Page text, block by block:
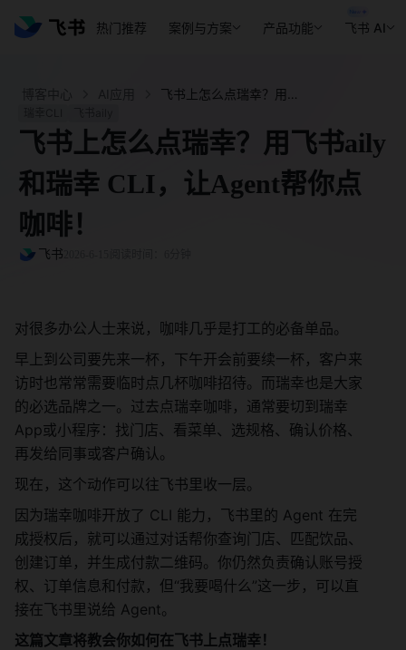
热门推荐 案例与方案 产品功能 飞书 AI
飞书上怎么点瑞幸？用飞书aily
和瑞幸 CLI，让Agent帮你点
咖啡！
飞书
对很多办公人士来说，咖啡几乎是打工的必备单品。
早上到公司要先来一杯，下午开会前要续一杯，客户来
访时也常常需要临时点几杯咖啡招待。而瑞幸也是大家
的必选品牌之一。过去点瑞幸咖啡，通常要切到瑞幸
App或小程序：找门店、看菜单、选规格、确认价格、
再发给同事或客户确认。
现在，这个动作可以往飞书里收一层。
因为瑞幸咖啡开放了 CLI 能力，飞书里的 Agent 在完
成授权后，就可以通过对话帮你查询门店、匹配饮品、
创建订单，并生成付款二维码。你仍然负责确认账号授
权、订单信息和付款，但“我要喝什么”这一步，可以直
接在飞书里说给 Agent。
这篇文章将教会你如何在飞书上点瑞幸！